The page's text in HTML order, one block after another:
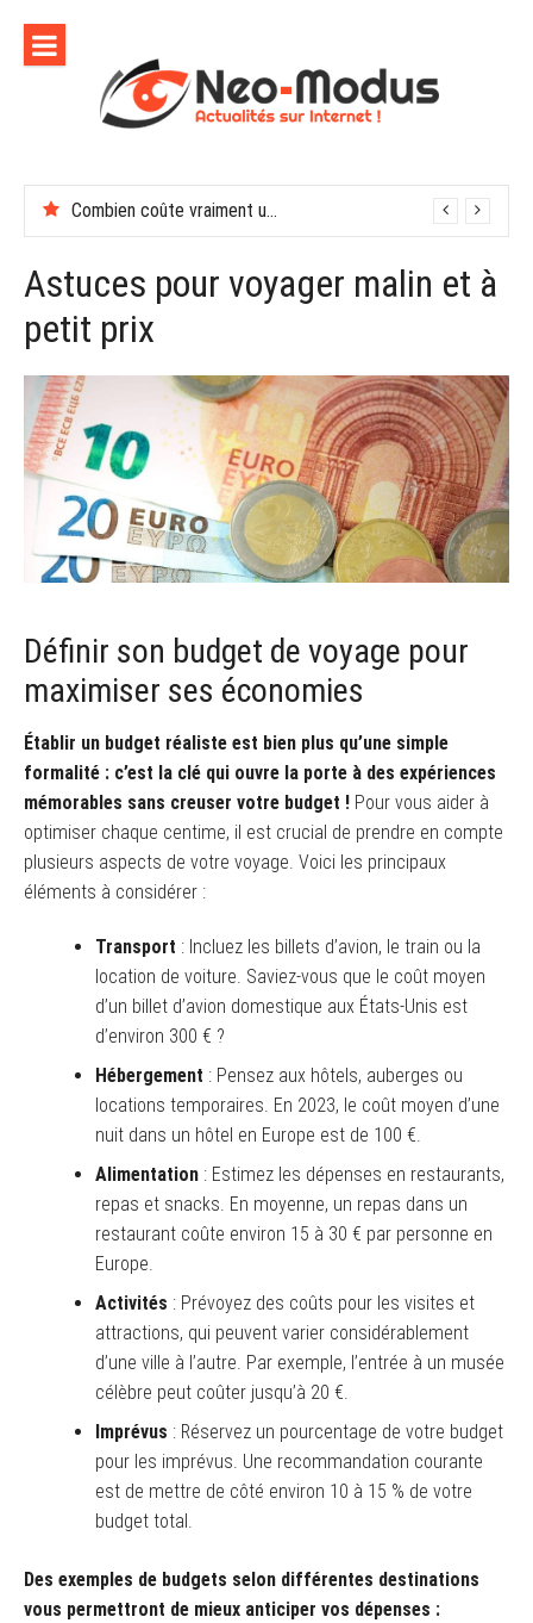
contenu
Combien coûte vraiment une soirée de récompenses en entreprise
En finir avec les moustiques cet été
Astuces pour voyager malin et à
petit prix
Définir son budget de voyage pour
maximiser ses économies
Établir un budget réaliste est bien plus qu’une simple
formalité : c’est la clé qui ouvre la porte à des expériences
mémorables sans creuser votre budget ! Pour vous aider à
optimiser chaque centime, il est crucial de prendre en compte
plusieurs aspects de votre voyage. Voici les principaux
éléments à considérer :
Transport : Incluez les billets d’avion, le train ou la
location de voiture. Saviez-vous que le coût moyen
d’un billet d’avion domestique aux États-Unis est
d’environ 300 € ?
Hébergement : Pensez aux hôtels, auberges ou
locations temporaires. En 2023, le coût moyen d’une
nuit dans un hôtel en Europe est de 100 €.
Alimentation : Estimez les dépenses en restaurants,
repas et snacks. En moyenne, un repas dans un
restaurant coûte environ 15 à 30 € par personne en
Europe.
Activités : Prévoyez des coûts pour les visites et
attractions, qui peuvent varier considérablement
d’une ville à l’autre. Par exemple, l’entrée à un musée
célèbre peut coûter jusqu’à 20 €.
Imprévus : Réservez un pourcentage de votre budget
pour les imprévus. Une recommandation courante
est de mettre de côté environ 10 à 15 % de votre
budget total.
Des exemples de budgets selon différentes destinations
vous permettront de mieux anticiper vos dépenses :